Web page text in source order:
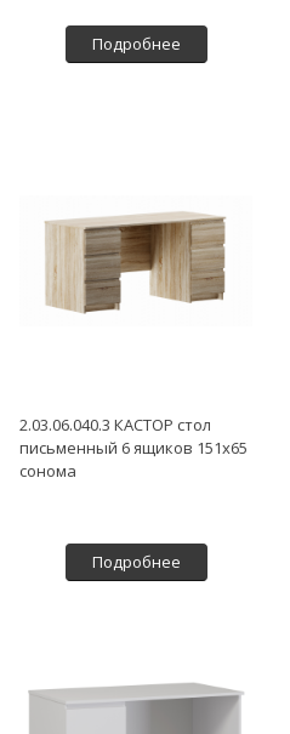
Подробнее
2.03.06.040.3 КАСТОР стол
письменный 6 ящиков 151х65
сонома
Подробнее